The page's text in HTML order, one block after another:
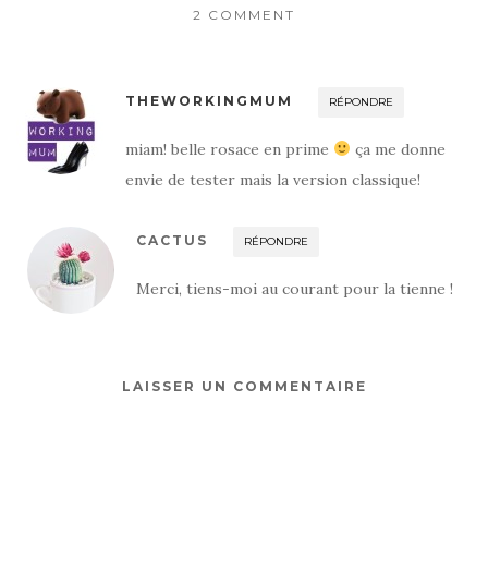
2 COMMENT
THEWORKINGMUM RÉPONDRE
miam! belle rosace en prime
ça me donne
envie de tester mais la version classique!
CACTUS RÉPONDRE
Merci, tiens-moi au courant pour la tienne !
LAISSER UN COMMENTAIRE